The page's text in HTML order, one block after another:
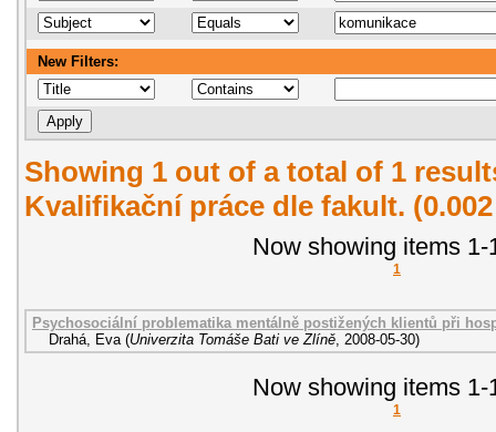
New Filters:
Showing 1 out of a total of 1
Kvalifikační práce dle fakult.
Now showing items 1-
1
Psychosociální problematika mentálně postižených klientů při
Drahá, Eva (Univerzita Tomáše Bati ve Zlíně 2008-05-30)
Now showing items 1-
1